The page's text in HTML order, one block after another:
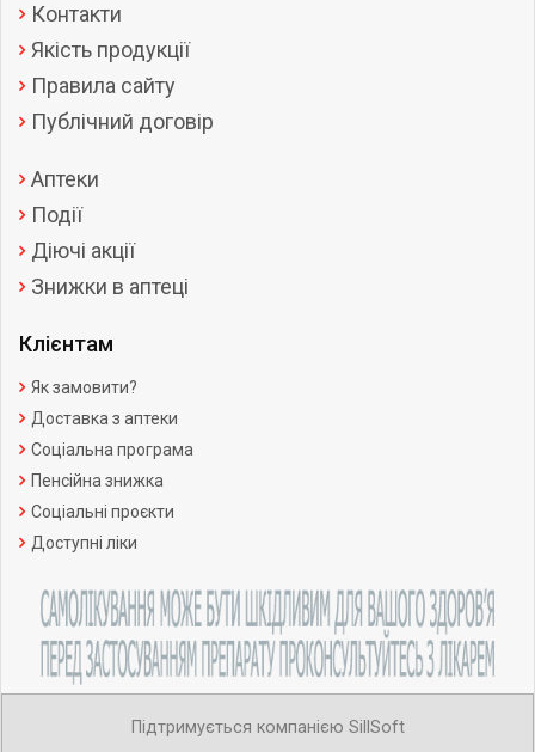
Контакти
Якість продукції
Правила сайту
Публічний договір
Аптеки
Події
Діючі акції
Знижки в аптеці
Клієнтам
Як замовити?
Доставка з аптеки
Соціальна програма
Пенсійна знижка
Соціальні проєкти
Доступні ліки
Підтримується компанією SillSoft